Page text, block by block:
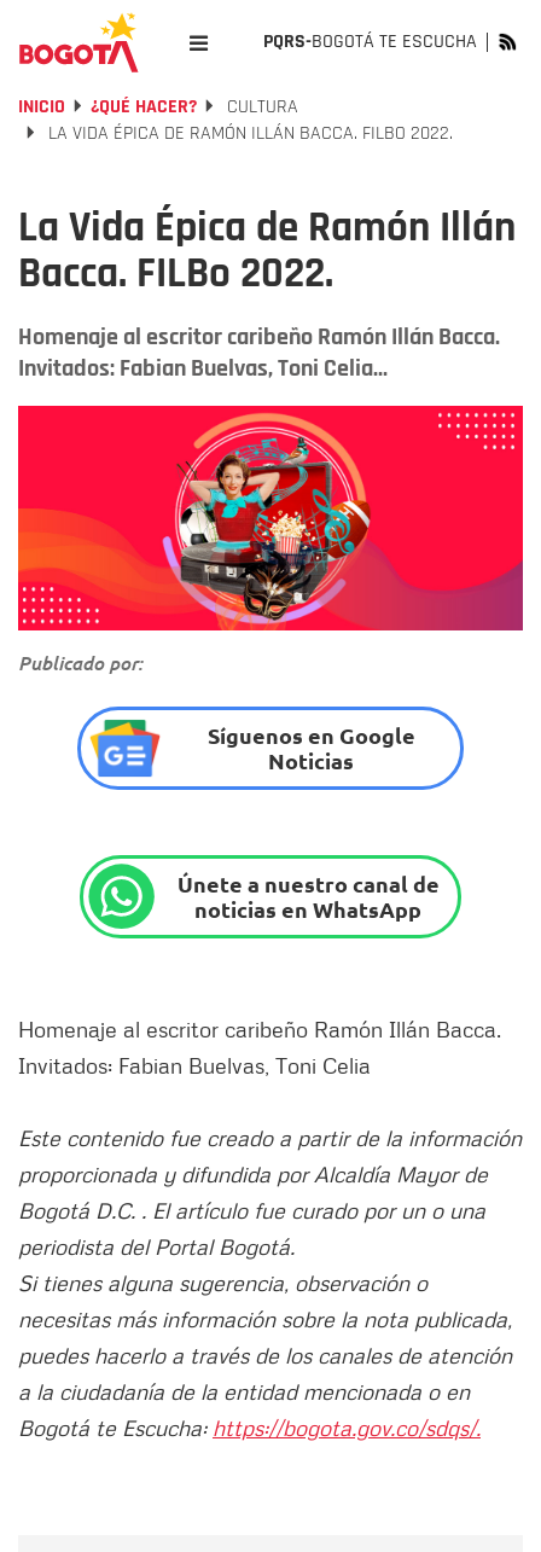
PQRS-BOGOTÁ TE ESCUCHA
INICIO ¿QUÉ HACER?
CULTURA
LA VIDA ÉPICA DE RAMÓN ILLÁN BACCA. FILBO 2022.
La Vida Épica de Ramón Illán
Bacca. FILBo 2022.
Homenaje al escritor caribeño Ramón Illán Bacca.
Invitados: Fabian Buelvas, Toni Celia...
Publicado por:
Síguenos en Google
Noticias
Únete a nuestro canal de
noticias en WhatsApp
Homenaje al escritor caribeño Ramón Illán Bacca.
Invitados: Fabian Buelvas, Toni Celia
Este contenido fue creado a partir de la información
proporcionada y difundida por Alcaldía Mayor de
Bogotá D.C. . El artículo fue curado por un o una
periodista del Portal Bogotá.
Si tienes alguna sugerencia, observación o
necesitas más información sobre la nota publicada,
puedes hacerlo a través de los canales de atención
a la ciudadanía de la entidad mencionada o en
Bogotá te Escucha: https://bogota.gov.co/sdqs/.